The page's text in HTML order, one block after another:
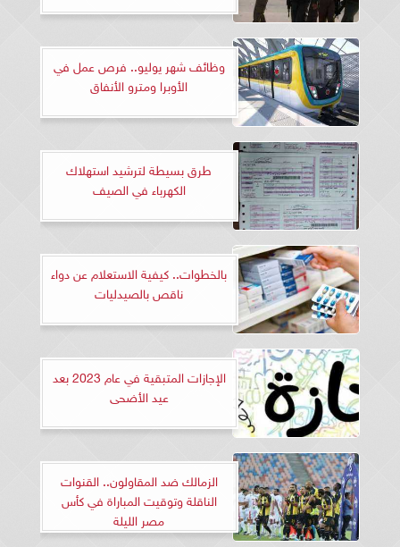
وظائف شهر يوليو.. فرص عمل في
الأوبرا ومترو الأنفاق
طرق بسيطة لترشيد استهلاك
الكهرباء في الصيف
بالخطوات.. كيفية الاستعلام عن دواء
ناقص بالصيدليات
الإجازات المتبقية في عام 2023 بعد
عيد الأضحى
الزمالك ضد المقاولون.. القنوات
الناقلة وتوقيت المباراة في كأس
مصر الليلة